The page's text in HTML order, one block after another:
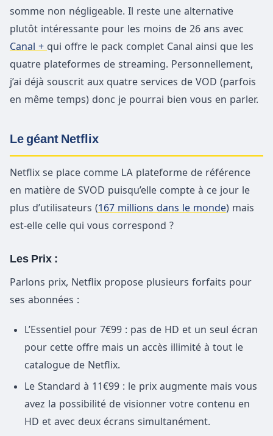
somme non négligeable. Il reste une alternative
plutôt intéressante pour les moins de 26 ans avec
Canal + qui offre le pack complet Canal ainsi que les
quatre plateformes de streaming. Personnellement,
j’ai déjà souscrit aux quatre services de VOD (parfois
en même temps) donc je pourrai bien vous en parler.
Le géant Netflix
Netflix se place comme LA plateforme de référence
en matière de SVOD puisqu’elle compte à ce jour le
plus d’utilisateurs (167 millions dans le monde) mais
est-elle celle qui vous correspond ?
Les Prix :
Parlons prix, Netflix propose plusieurs forfaits pour
ses abonnées :
L’Essentiel pour 7€99 : pas de HD et un seul écran
pour cette offre mais un accès illimité à tout le
catalogue de Netflix.
Le Standard à 11€99 : le prix augmente mais vous
avez la possibilité de visionner votre contenu en
HD et avec deux écrans simultanément.